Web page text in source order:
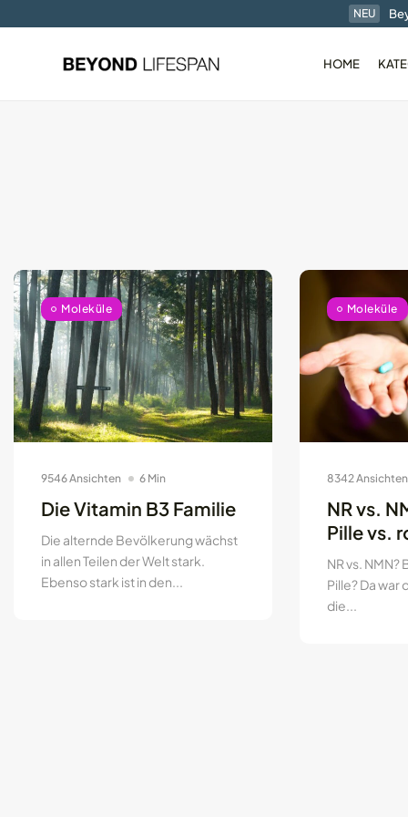
NEU
HOME
Moleküle
9546 Ansichten 6 Min
Die Vitamin B3 Familie
Die alternde Bevölkerung wächst
in allen Teilen der Welt stark.
Ebenso stark ist in den...
Moleküle
8342 Ansichten
NR vs.
Pille vs.
NR vs.
Pille? Da war
die...